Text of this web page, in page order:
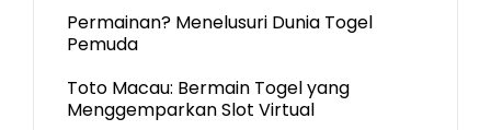
Permainan? Menelusuri Dunia Togel
Pemuda
Toto Macau: Bermain Togel yang
Menggemparkan Slot Virtual